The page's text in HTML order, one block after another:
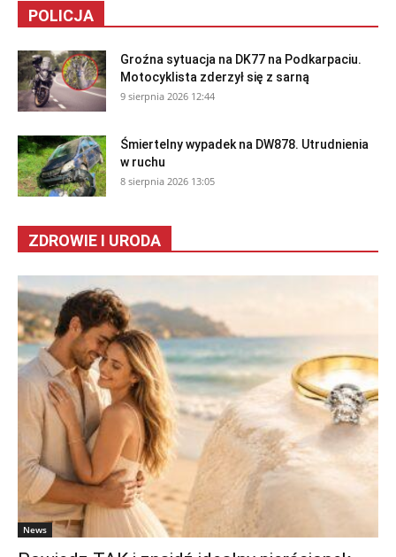
POLICJA
Groźna sytuacja na DK77 na Podkarpaciu.
Motocyklista zderzył się z sarną
9 sierpnia 2026 12:44
Śmiertelny wypadek na DW878. Utrudnienia
w ruchu
8 sierpnia 2026 13:05
ZDROWIE I URODA
News